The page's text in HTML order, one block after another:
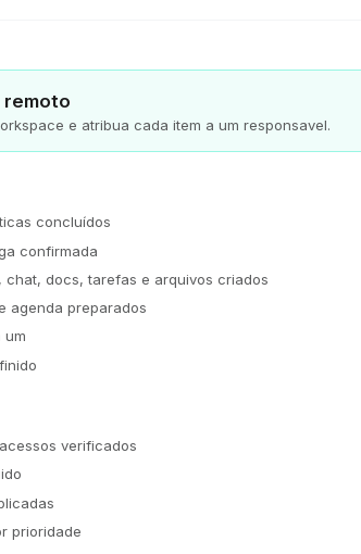
remoto
e atribua cada item a um responsavel.
concluídos
confirmada
chat, docs, tarefas e arquivos criados
agenda preparados
um
verificados
prioridade